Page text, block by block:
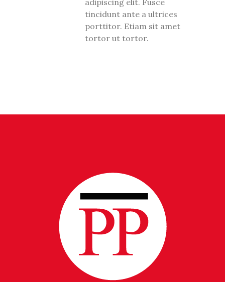
tincidunt ante a ultrices
porttitor. Etiam sit amet
tortor ut tortor.